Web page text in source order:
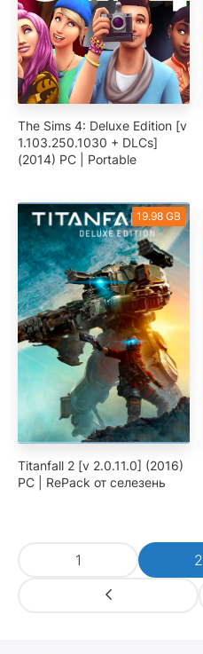
The Sims 4: Deluxe Edition [v
1.103.250.1030 + DLCs]
(2014) PC | Portable
19.98 GB
Titanfall 2 [v 2.0.11.0] (2016)
PC | RePack от селезень
1 2